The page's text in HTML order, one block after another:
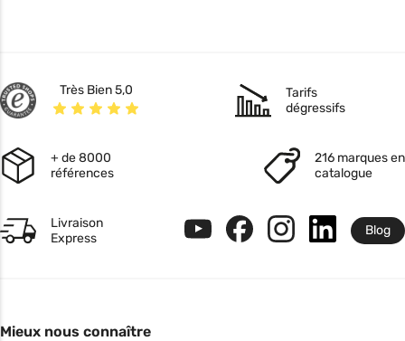
Très Bien 5,0
Tarifs
dégressifs
+ de 8000
références
216 marques en
catalogue
Livraison
Express
Blog
Mieux nous connaître